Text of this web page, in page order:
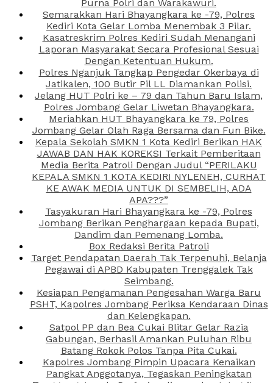
Purna Polri dan Warakawuri.
Semarakkan Hari Bhayangkara ke -79, Polres
Kediri Kota Gelar Lomba Menembak 3 Pilar.
Kasatreskrim Polres Kediri Sudah Menangani
Laporan Masyarakat Secara Profesional Sesuai
Dengan Ketentuan Hukum.
Polres Nganjuk Tangkap Pengedar Okerbaya di
Jatikalen, 100 Butir Pil LL Diamankan Polisi.
Jelang HUT Polri ke – 79 dan Tahun Baru Islam,
Polres Jombang Gelar Liwetan Bhayangkara.
Meriahkan HUT Bhayangkara ke 79, Polres
Jombang Gelar Olah Raga Bersama dan Fun Bike.
Kepala Sekolah SMKN 1 Kota Kediri Berikan HAK
JAWAB DAN HAK KOREKSI Terkait Pemberitaan
Media Berita Patroli Dengan Judul “PERILAKU
KEPALA SMKN 1 KOTA KEDIRI NYLENEH, CURHAT
KE AWAK MEDIA UNTUK DI SEMBELIH, ADA
APA???”
Tasyakuran Hari Bhayangkara ke -79, Polres
Jombang Berikan Penghargaan kepada Bupati,
Dandim dan Pemenang Lomba.
Box Redaksi Berita Patroli
Target Pendapatan Daerah Tak Terpenuhi, Belanja
Pegawai di APBD Kabupaten Trenggalek Tak
Seimbang.
Kesiapan Pengamanan Pengesahan Warga Baru
PSHT, Kapolres Jombang Periksa Kendaraan Dinas
dan Kelengkapan.
Satpol PP dan Bea Cukai Blitar Gelar Razia
Gabungan, Berhasil Amankan Puluhan Ribu
Batang Rokok Polos Tanpa Pita Cukai.
Kapolres Jombang Pimpin Upacara Kenaikan
Pangkat Anggotanya, Tegaskan Peningkatan